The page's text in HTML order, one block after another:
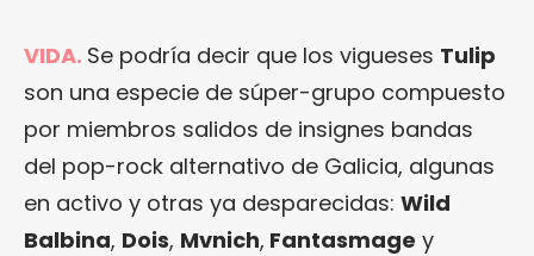
VIDA. Se podría decir que los vigueses Tulip
son una especie de súper-grupo compuesto
por miembros salidos de insignes bandas
del pop-rock alternativo de Galicia, algunas
en activo y otras ya desparecidas: Wild
Balbina, Dois, Mvnich, Fantasmage y